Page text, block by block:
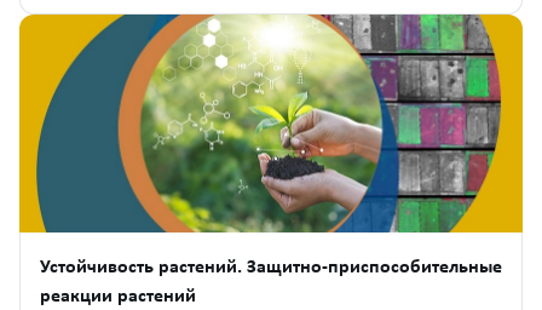
Устойчивость растений. Защитно-приспособительные
реакции растений